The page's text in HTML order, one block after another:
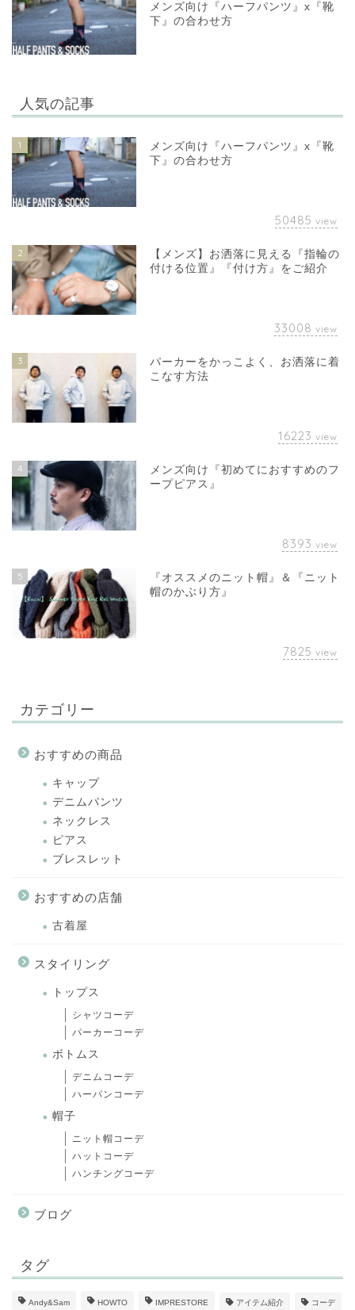
メンズ向け『ハーフパンツ』x『靴
下』の合わせ方
人気の記事
1
メンズ向け『ハーフパンツ』x『靴
下』の合わせ方
50485 view
2
【メンズ】お洒落に見える『指輪の
付ける位置』『付け方』をご紹介
33008 view
3
パーカーをかっこよく、お洒落に着
こなす方法
16223 view
4
メンズ向け『初めてにおすすめのフ
ープピアス』
8393 view
5
『オススメのニット帽』＆『ニット
帽のかぶり方』
7825 view
カテゴリー
おすすめの商品
キャップ
デニムパンツ
ネックレス
ピアス
ブレスレット
おすすめの店舗
古着屋
スタイリング
トップス
シャツコーデ
パーカーコーデ
ボトムス
デニムコーデ
ハーパンコーデ
帽子
ニット帽コーデ
ハットコーデ
ハンチングコーデ
ブログ
タグ
Andy&Sam HOWTO IMPRESTORE アイテム紹介 コーデ